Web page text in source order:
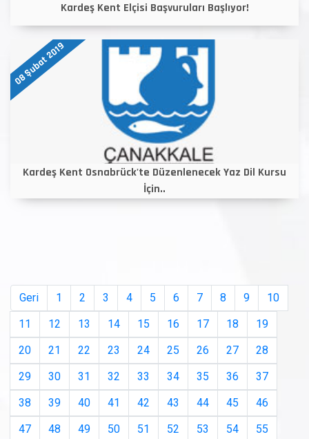
Kardeş Kent Elçisi Başvuruları Başlıyor!
08 Şubat 2019
Kardeş Kent Osnabrück'te Düzenlenecek Yaz Dil Kursu
İçin..
Geri 1 2 3 4 5 6 7 8 9
10
11
12 13 14 15 16 17 18
19
20
21 22 23 24 25 26 27
28
29
30 31 32 33 34 35 36
37
38
39 40 41 42 43 44 45
46
47
48 49 50 51 52 53 54
55